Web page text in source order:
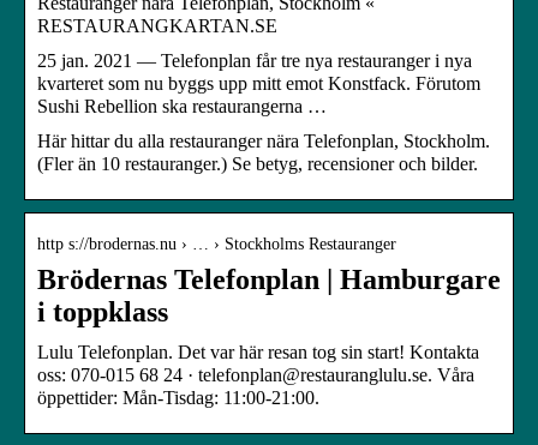
RESTAURANGKARTAN.SE
25 jan. 2021 — Telefonplan får tre nya restauranger i nya
kvarteret som nu byggs upp mitt emot Konstfack. Förutom
Sushi Rebellion ska restaurangerna …
Här hittar du alla restauranger nära Telefonplan, Stockholm.
(Fler än 10 restauranger.) Se betyg, recensioner och bilder.
http s://brodernas.nu › … › Stockholms Restauranger
Brödernas Telefonplan | Hamburgare
i toppklass
Lulu Telefonplan. Det var här resan tog sin start! Kontakta
oss: 070-015 68 24 · telefonplan@restauranglulu.se. Våra
öppettider: Mån-Tisdag: 11:00-21:00.